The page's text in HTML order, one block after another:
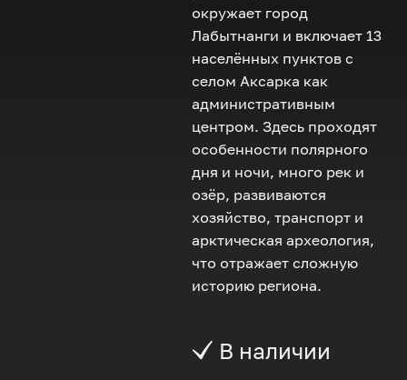
окружает город
Лабытнанги и включает 13
населённых пунктов с
селом Аксарка как
административным
центром. Здесь проходят
особенности полярного
дня и ночи, много рек и
озёр, развиваются
хозяйство, транспорт и
арктическая археология,
что отражает сложную
историю региона.
В наличии